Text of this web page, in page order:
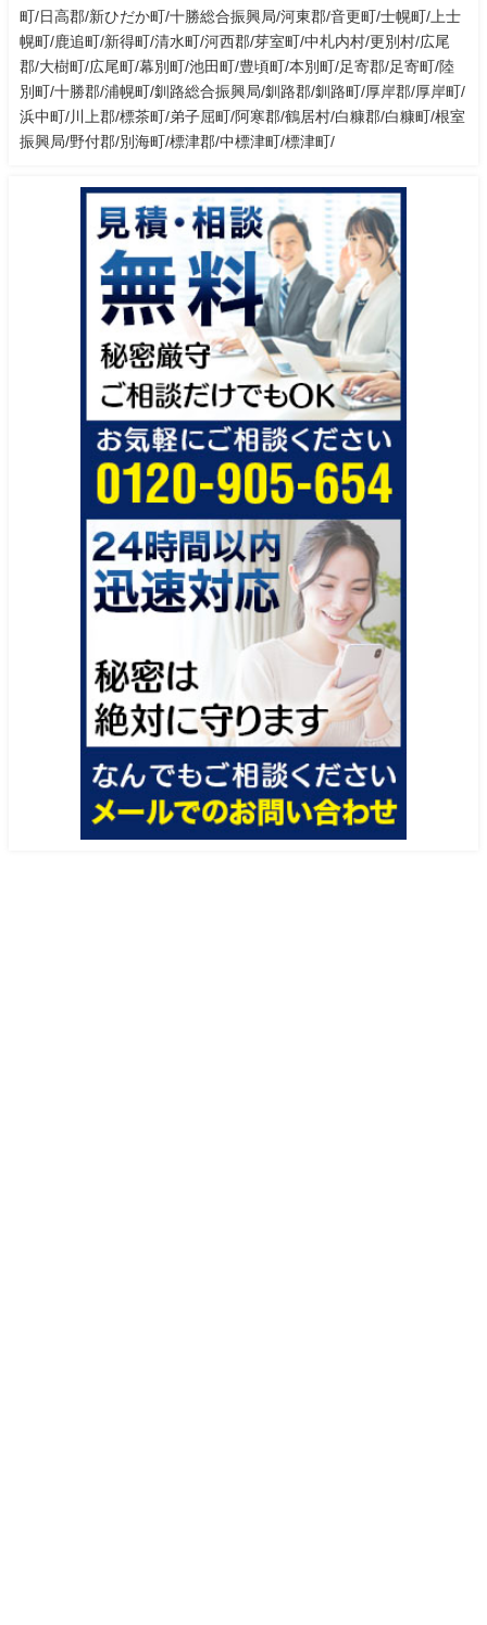
町/日高郡/新ひだか町/十勝総合振興局/河東郡/音更町/士幌町/上士
幌町/鹿追町/新得町/清水町/河西郡/芽室町/中札内村/更別村/広尾
郡/大樹町/広尾町/幕別町/池田町/豊頃町/本別町/足寄郡/足寄町/陸
別町/十勝郡/浦幌町/釧路総合振興局/釧路郡/釧路町/厚岸郡/厚岸町/
浜中町/川上郡/標茶町/弟子屈町/阿寒郡/鶴居村/白糠郡/白糠町/根室
振興局/野付郡/別海町/標津郡/中標津町/標津町/